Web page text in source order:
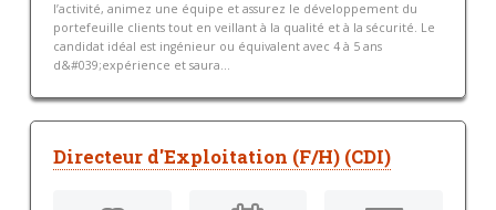
l’activité, animez une équipe et assurez le développement du
portefeuille clients tout en veillant à la qualité et à la sécurité. Le
candidat idéal est ingénieur ou équivalent avec 4 à 5 ans
d&#039;expérience et saura...
Directeur d'Exploitation (F/H) (CDI)